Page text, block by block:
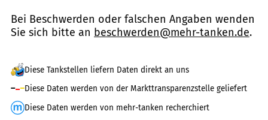
Bei Beschwerden oder falschen Angaben wenden
Sie sich bitte an beschwerden@mehr-tanken.de.
Diese Tankstellen liefern Daten direkt an uns
Diese Daten werden von der Markttransparenzstelle geliefert
Diese Daten werden von mehr-tanken recherchiert